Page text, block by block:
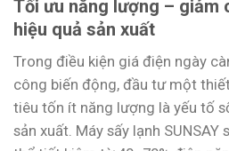
Tối ưu năng lượng – giảm
hiệu quả sản xuất
Trong điều kiện giá điện ngày
công biến động, đầu tư một
tiêu tốn ít năng lượng là yếu tố
sản xuất. Máy sấy lạnh